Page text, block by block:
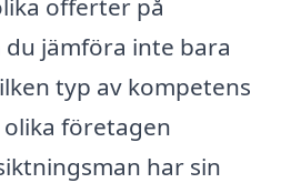
offerter på
jämföra inte bara
typ av kompetens
företagen
har sin